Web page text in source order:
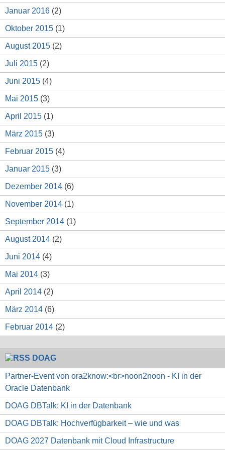
Januar 2016 (2)
Oktober 2015 (1)
August 2015 (2)
Juli 2015 (2)
Juni 2015 (4)
Mai 2015 (3)
April 2015 (1)
März 2015 (3)
Februar 2015 (4)
Januar 2015 (3)
Dezember 2014 (6)
November 2014 (1)
September 2014 (1)
August 2014 (2)
Juni 2014 (4)
Mai 2014 (3)
April 2014 (2)
März 2014 (6)
Februar 2014 (2)
DOAG
Partner-Event von ora2know:<br>noon2noon - KI in der
Oracle Datenbank
DOAG DBTalk: KI in der Datenbank
DOAG DBTalk: Hochverfügbarkeit – wie und was
DOAG 2027 Datenbank mit Cloud Infrastructure